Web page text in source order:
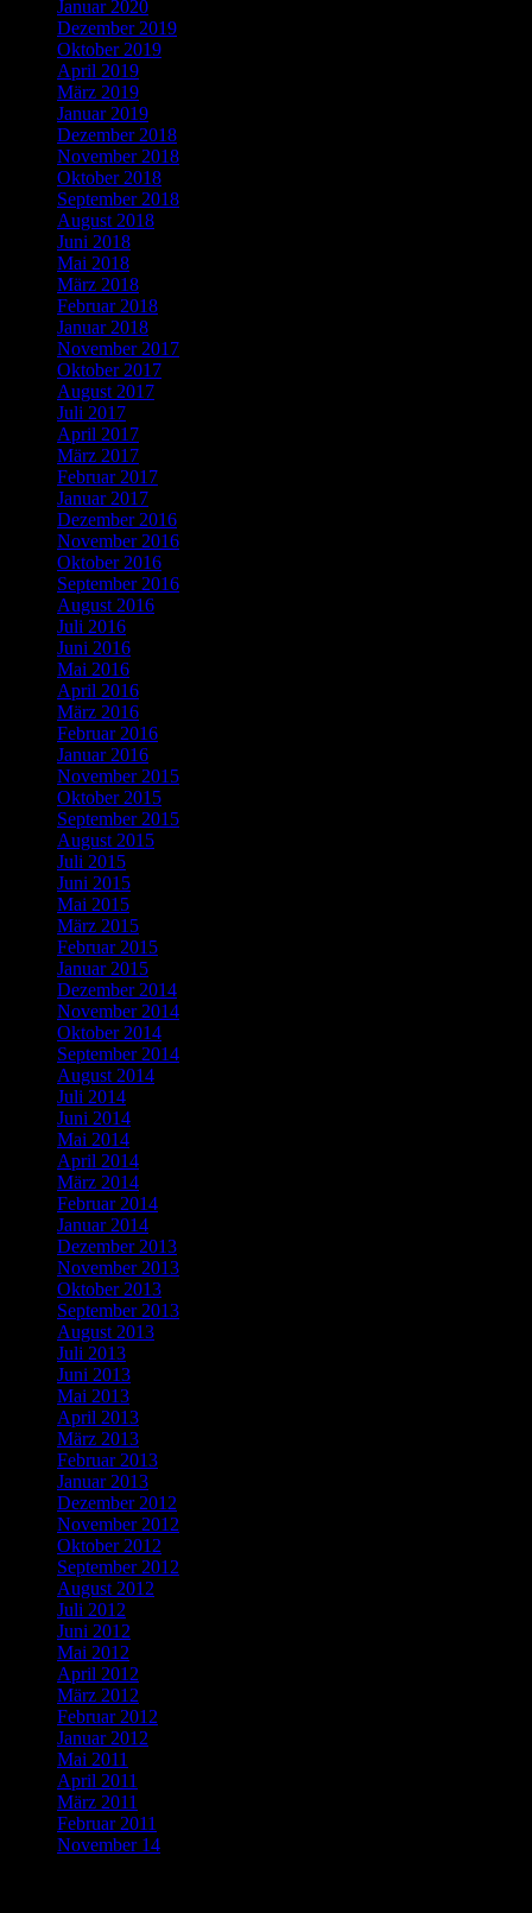
Januar 2020
Dezember 2019
Oktober 2019
April 2019
März 2019
Januar 2019
Dezember 2018
November 2018
Oktober 2018
September 2018
August 2018
Juni 2018
Mai 2018
März 2018
Februar 2018
Januar 2018
November 2017
Oktober 2017
August 2017
Juli 2017
April 2017
März 2017
Februar 2017
Januar 2017
Dezember 2016
November 2016
Oktober 2016
September 2016
August 2016
Juli 2016
Juni 2016
Mai 2016
April 2016
März 2016
Februar 2016
Januar 2016
November 2015
Oktober 2015
September 2015
August 2015
Juli 2015
Juni 2015
Mai 2015
März 2015
Februar 2015
Januar 2015
Dezember 2014
November 2014
Oktober 2014
September 2014
August 2014
Juli 2014
Juni 2014
Mai 2014
April 2014
März 2014
Februar 2014
Januar 2014
Dezember 2013
November 2013
Oktober 2013
September 2013
August 2013
Juli 2013
Juni 2013
Mai 2013
April 2013
März 2013
Februar 2013
Januar 2013
Dezember 2012
November 2012
Oktober 2012
September 2012
August 2012
Juli 2012
Juni 2012
Mai 2012
April 2012
März 2012
Februar 2012
Januar 2012
Mai 2011
April 2011
März 2011
Februar 2011
November 14